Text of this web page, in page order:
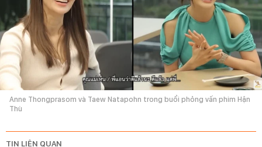
Anne Thongprasom và Taew Natapohn trong buổi phỏng vấn phim Hận
Thù
TIN LIÊN QUAN